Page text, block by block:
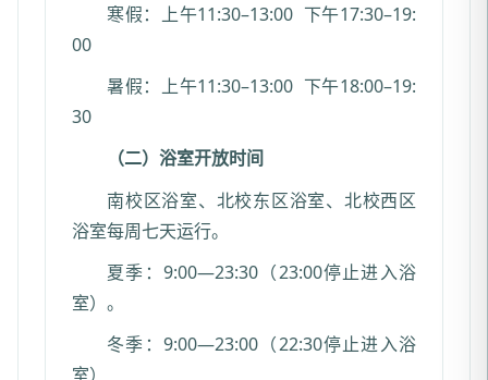
寒假：上午11:30–13:00 下午17:30–19:
00
暑假：上午11:30–13:00 下午18:00–19:
30
（二）浴室开放时间
南校区浴室、北校东区浴室、北校西区
浴室每周七天运行。
夏季：9:00—23:30（23:00停止进入浴
室）。
冬季：9:00—23:00（22:30停止进入浴
室）